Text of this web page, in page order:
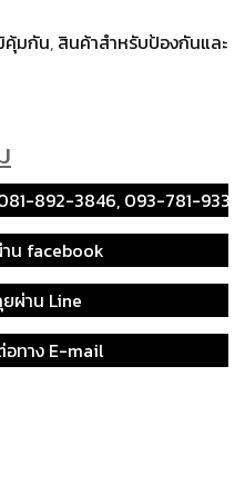
คุ้มกัน, สินค้าสำหรับป้องกันและ
892-3846, 093-781-9333
น facebook
ผ่าน Line
ทาง E-mail